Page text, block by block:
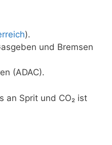
).
und Bremsen
(ADAC).
an Sprit und CO₂ ist